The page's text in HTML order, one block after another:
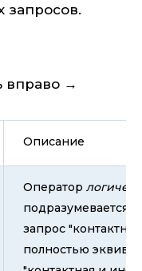
запросов.
вправо →
Описание
Оператор
подразумевается,
запрос
полностью